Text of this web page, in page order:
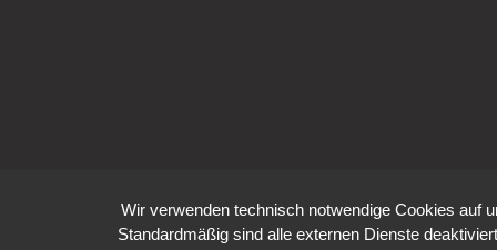
Wir verwenden technisch notwendige Cookies auf
Standardmäßig sind alle externen Dienste